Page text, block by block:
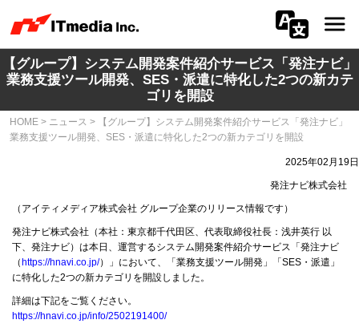
会社情報
IR
プライバシー
採用
メディア一覧
【グループ】システム開発案件紹介サービス「発注ナビ」
業務支援ツール開発、SES・派遣に特化した2つの新カテ
ゴリを開設
HOME > ニュース >
【グループ】システム開発案件紹介サービス「発注ナビ」
業務支援ツール開発、SES・派遣に特化した2つの新カテゴリを開設
2025年02月19日
発注ナビ株式会社
（アイティメディア株式会社 グループ企業のリリース情報です）
発注ナビ株式会社（本社：東京都千代田区、代表取締役社長：浅井英行 以
下、発注ナビ）は本日、運営するシステム開発案件紹介サービス「発注ナビ
（https://hnavi.co.jp/）」において、「業務支援ツール開発」「SES・派遣」
に特化した2つの新カテゴリを開設しました。
詳細は下記をご覧ください。
https://hnavi.co.jp/info/2502191400/